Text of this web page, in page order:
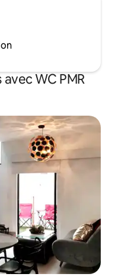
WC PMR